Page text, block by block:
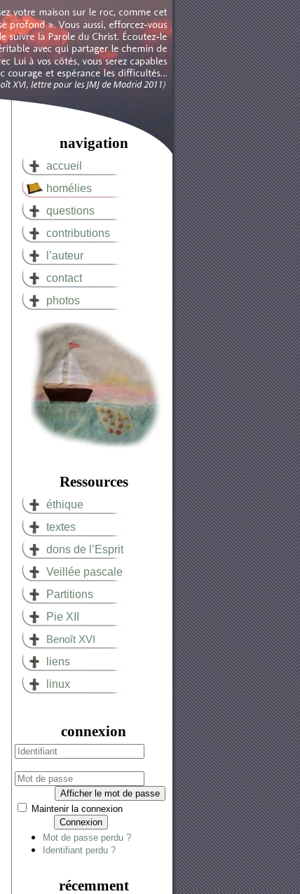
navigation
accueil
homélies
questions
contributions
l’auteur
contact
photos
Ressources
éthique
textes
dons de l’Esprit
Veillée pascale
Partitions
Pie XII
Benoît XVI
liens
linux
connexion
Afficher le mot de passe
Maintenir la connexion
Connexion
Mot de passe perdu ?
Identifiant perdu ?
récemment